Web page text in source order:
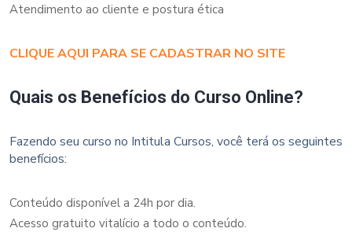
Atendimento ao cliente e postura ética
CLIQUE AQUI PARA SE CADASTRAR NO SITE
Quais os Benefícios do Curso Online?
Fazendo seu curso no Intitula Cursos, você terá os seguintes
benefícios:
Conteúdo disponível a 24h por dia.
Acesso gratuito vitalício a todo o conteúdo.